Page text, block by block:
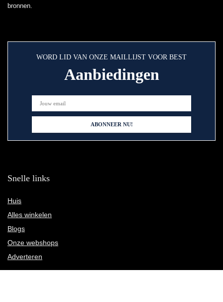
bronnen.
WORD LID VAN ONZE MAILLIJST VOOR BEST
Aanbiedingen
Snelle links
Huis
Alles winkelen
Blogs
Onze webshops
Adverteren